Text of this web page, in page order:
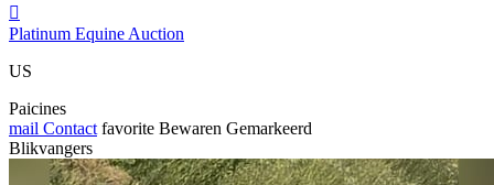

Platinum Equine Auction
US
Paicines
mail Contact favorite Bewaren Gemarkeerd
Blikvangers